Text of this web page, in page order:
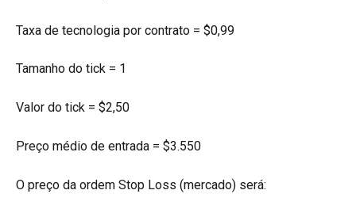
Taxa de tecnologia por contrato = $0,99
Tamanho do tick = 1
Valor do tick = $2,50
Preço médio de entrada = $3.550
O preço da ordem Stop Loss (mercado) será: